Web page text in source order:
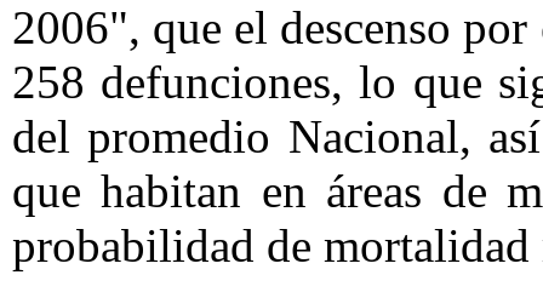
2006", que el descenso por
258 defunciones, lo que
del promedio Nacional,
que habitan en áreas de
probabilidad de mortalidad